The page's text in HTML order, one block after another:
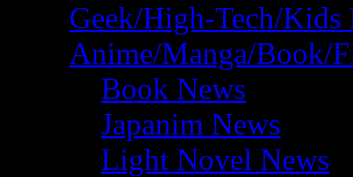
Geek/High-Tech/Kids
Anime/Manga/Book/
Book News
Japanim News
Light Novel News